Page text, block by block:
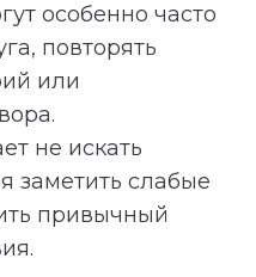
особенно часто
повторять
или
не искать
заметить слабые
привычный